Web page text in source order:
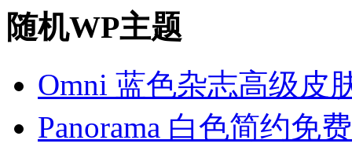
随机WP主题
Omni 蓝色杂志高级皮
Panorama 白色简约免